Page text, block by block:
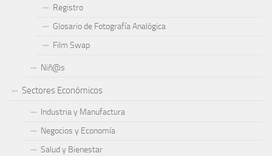
Registro
Glosario de Fotografía Analógica
Film Swap
Niñ@s
Sectores Económicos
Industria y Manufactura
Negocios y Economía
Salud y Bienestar